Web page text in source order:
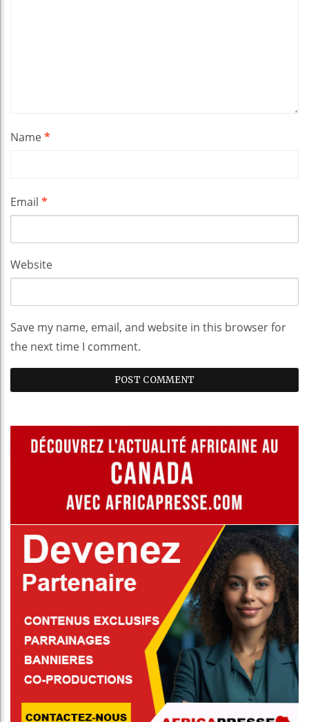
Name*
Email *
Website
Save my name, email, and website in this browser for
the next time I comment.